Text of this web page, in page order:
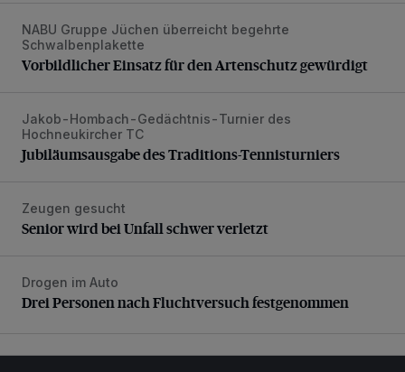
Vorbildlicher Einsatz für den Artenschutz gewürdigt
NABU Gruppe Jüchen überreicht begehrte
Schwalbenplakette
Vorbildlicher Einsatz für den Artenschutz gewürdigt
Jubiläumsausgabe des Traditions-Tennisturniers
Jakob-Hombach-Gedächtnis-Turnier des
Hochneukircher TC
Jubiläumsausgabe des Traditions-Tennisturniers
Senior wird bei Unfall schwer verletzt
Zeugen gesucht
Senior wird bei Unfall schwer verletzt
Drei Personen nach Fluchtversuch festgenommen
Drogen im Auto
Drei Personen nach Fluchtversuch festgenommen